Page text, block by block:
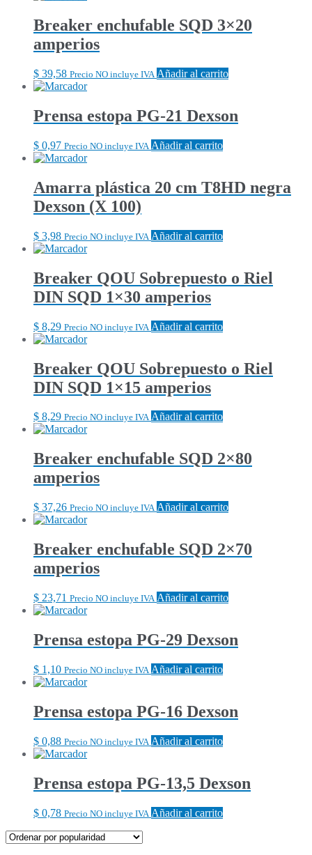
Breaker enchufable SQD 3×20
amperios
$ 39,58 Precio NO incluye IVA Añadir al carrito
Prensa estopa PG-21 Dexson
$ 0,97 Precio NO incluye IVA Añadir al carrito
Amarra plástica 20 cm T8HD negra
Dexson (X 100)
$ 3,98 Precio NO incluye IVA Añadir al carrito
Breaker QOU Sobrepuesto o Riel
DIN SQD 1×30 amperios
$ 8,29 Precio NO incluye IVA Añadir al carrito
Breaker QOU Sobrepuesto o Riel
DIN SQD 1×15 amperios
$ 8,29 Precio NO incluye IVA Añadir al carrito
Breaker enchufable SQD 2×80
amperios
$ 37,26 Precio NO incluye IVA Añadir al carrito
Breaker enchufable SQD 2×70
amperios
$ 23,71 Precio NO incluye IVA Añadir al carrito
Prensa estopa PG-29 Dexson
$ 1,10 Precio NO incluye IVA Añadir al carrito
Prensa estopa PG-16 Dexson
$ 0,88 Precio NO incluye IVA Añadir al carrito
Prensa estopa PG-13,5 Dexson
$ 0,78 Precio NO incluye IVA Añadir al carrito